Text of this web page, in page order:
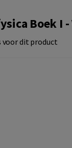
Boek I -
voor dit product